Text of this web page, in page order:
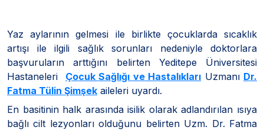
Yaz aylarının gelmesi ile birlikte çocuklarda sıcaklık
artışı ile ilgili sağlık sorunları nedeniyle doktorlara
başvuruların arttığını belirten Yeditepe Üniversitesi
Hastaneleri Çocuk Sağlığı ve Hastalıkları Uzmanı Dr.
Fatma Tülin Şimşek aileleri uyardı.
En basitinin halk arasında isilik olarak adlandırılan ısıya
bağlı cilt lezyonları olduğunu belirten Uzm. Dr. Fatma